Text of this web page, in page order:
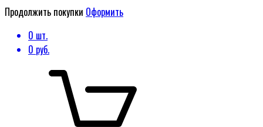
Продолжить покупки Оформить
0 шт.
0 руб.